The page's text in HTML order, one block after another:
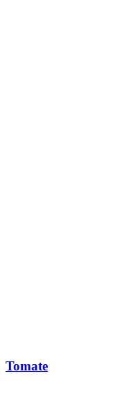
Tomate